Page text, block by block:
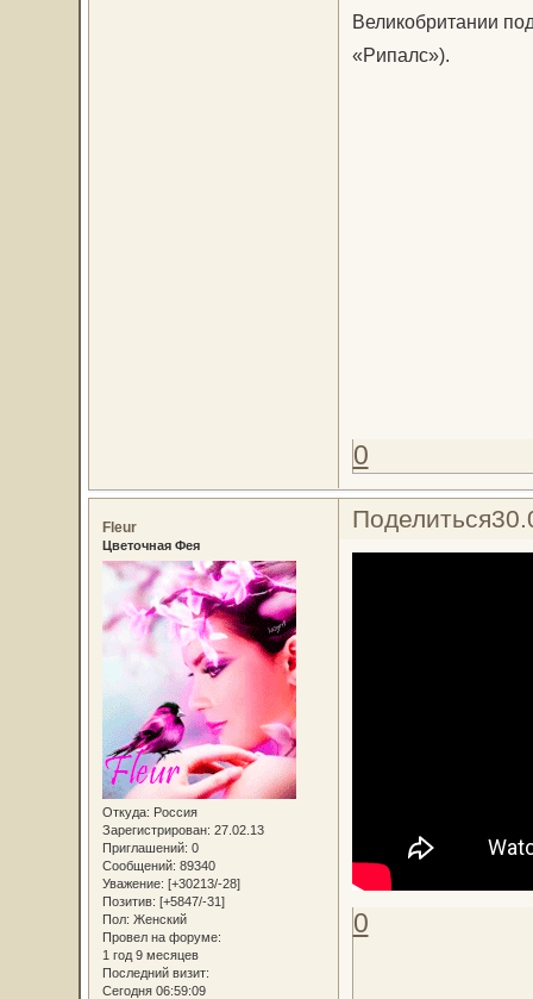
Великобритании
«Рипалс»).
0
Поделиться
Fleur
Цветочная Фея
Откуда: Россия
Зарегистрирован: 27.02.13
Приглашений: 0
Сообщений: 89340
Уважение: [+30213/-28]
Позитив: [+5847/-31]
Пол: Женский
Провел на форуме:
1 год 9 месяцев
Последний визит:
Сегодня 06:59:09
0